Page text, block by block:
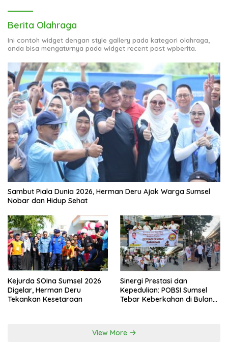
Berita Olahraga
Ini contoh widget dengan style gallery pada kategori olahraga,
anda bisa mengaturnya pada widget recent post wpberita.
Sambut Piala Dunia 2026, Herman Deru Ajak Warga Sumsel
Nobar dan Hidup Sehat
Kejurda SOIna Sumsel 2026
Digelar, Herman Deru
Tekankan Kesetaraan
Sinergi Prestasi dan
Kepedulian: POBSI Sumsel
Tebar Keberkahan di Bulan
View More